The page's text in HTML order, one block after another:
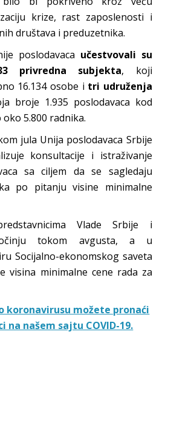
krize, rast zaposlenosti i
društava i preduzetnika.
poslodavaca učestvovali su
privredna subjekta, koji
16.134 osobe i tri udruženja
broje 1.935 poslodavaca kod
5.800 radnika.
jula Unija poslodavaca Srbije
konsultacije i istraživanje
sa ciljem da se sagledaju
po pitanju visine minimalne
Vlade Srbije i
tokom avgusta, a u
Socijalno-ekonomskog saveta
visina minimalne cene rada za
koronavirusu možete pronaći
na našem sajtu COVID-19.